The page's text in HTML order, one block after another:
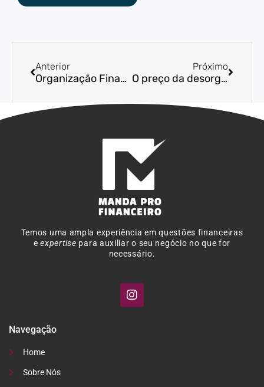
Anterior
Organização Financeira para Empreendedores Digitais: desafios reais e soluções práticas com BPO
Próximo
O preço da desorganização financeira: riscos para sua empresa
Temos uma ampla experiência em questões financeiras
eexpertise para auxiliar o seu negócio no que for
necessário.
Navegação
Home
Sobre Nós